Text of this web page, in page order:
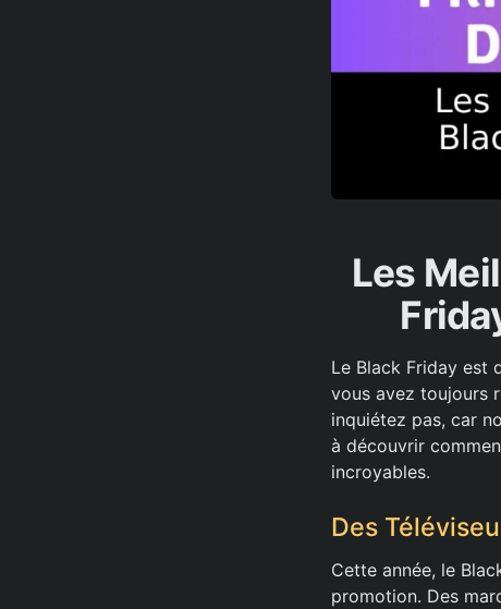
Les
Le Black Friday est
vous avez toujours
inquiétez pas, car
à découvrir
incroyables.
Des
Cette année, le
promotion. Des